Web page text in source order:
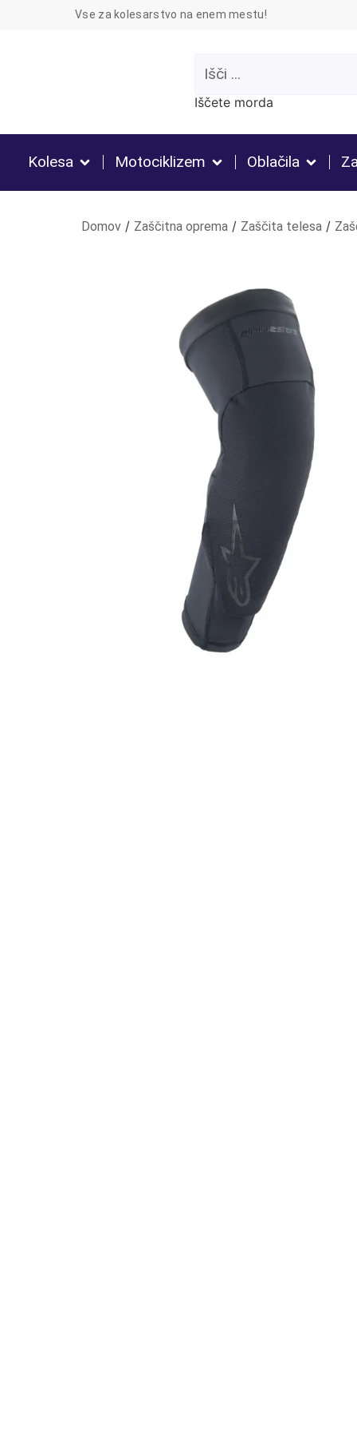
Vse za kolesarstvo na enem mestu!
Iščete morda
Kolesa Motociklizem Oblačila
Domov / Zaščitna oprema / Zaščita telesa /